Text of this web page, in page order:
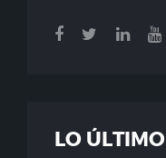
LO ÚLTIMO